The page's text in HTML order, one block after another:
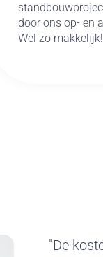
door ons op- en
Wel zo makkelijk!
"Het